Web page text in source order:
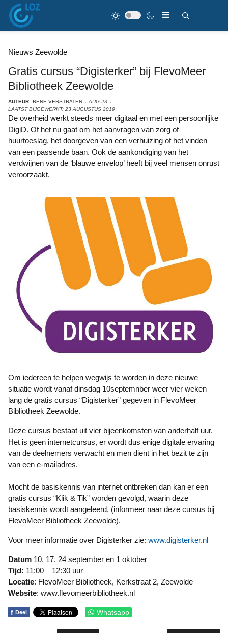
Nieuws Zeewolde
Gratis cursus “Digisterker” bij FlevoMeer
Bibliotheek Zeewolde
AUTEUR: RENE VERSTRATEN
AUG 23
LAATST BIJGEWERKT: 23 AUGUSTUS 2019
De overheid werkt steeds meer digitaal en met een persoonlijke
DigiD. Of het nu gaat om het aanvragen van zorg of
huurtoeslag, het doorgeven van een verhuizing of het vinden
van een passende baan. Ook de aankondiging van het
verdwijnen van de ‘blauwe envelop’ heeft bij veel mensen onrust
veroorzaakt.
Om iedereen te helpen wegwijs te worden in deze nieuwe
situatie wordt vanaf dinsdag 10septemnber weer vier weken
lang de gratis cursus “Digisterker” gegeven in FlevoMeer
Bibliotheek Zeewolde.
Deze cursus bestaat uit vier bijeenkomsten van anderhalf uur.
Het is geen internetcursus, er wordt dus enige digitale ervaring
van de deelnemers verwacht en men dient in het bezit te zijn
van een e-mailadres.
Mocht de basiskennis van internet ontbreken dan kan er een
gratis cursus “Klik & Tik” worden gevolgd, waarin deze
basiskennis wordt aangeleerd, (informeer naar deze cursus bij
FlevoMeer Bibliotheek Zeewolde).
Voor meer informatie over Digisterker zie: www.digisterker.nl
Datum 10, 17, 24 september en 1 oktober
Tijd: 11:00 – 12:30 uur
Locatie: FlevoMeer Bibliotheek, Kerkstraat 2, Zeewolde
Website: www.flevomeerbibliotheek.nl
f Deel Whatsapp